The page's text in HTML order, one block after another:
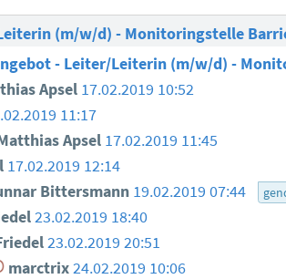
(m/w/d) - Monitoringstelle
- Leiter/Leiterin (m/w/d) -
Apsel 17.02.2019 10:52
11:17
Apsel 17.02.2019 11:45
17.02.2019 12:14
Bittersmann 19.02.2019 07:44
23.02.2019 18:40
23.02.2019 20:51
marctrix24.02.2019 10:06